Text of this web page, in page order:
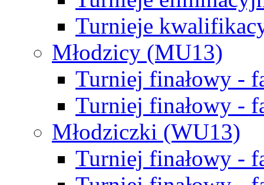
Turnieje
Młodzicy (MU13)
Turniej finałowy -
Turniej finałowy -
Młodziczki (WU13)
Turniej finałowy -